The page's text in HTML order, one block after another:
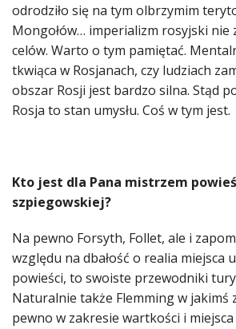
odrodziło się na tym olbrzymim
Mongołów… imperializm rosyjski nie
celów. Warto o tym pamiętać.
tkwiąca w Rosjanach, czy ludziach
obszar Rosji jest bardzo silna. Stąd
Rosja to stan umysłu. Coś w tym jest.
Kto jest dla Pana mistrzem
szpiegowskiej?
Na pewno Forsyth, Follet, ale i
względu na dbałość o realia miejsca
powieści, to swoiste przewodniki
Naturalnie także Flemming w jakimś
pewno w zakresie wartkości i